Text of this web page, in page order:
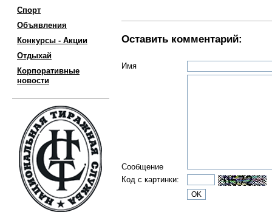
Спорт
Объявления
Конкурсы - Акции
Отдыхай
Корпоративные
новости
Оставить комментарий:
Имя
Сообщение
Код с картинки: